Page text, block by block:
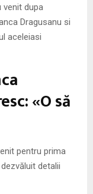
venit dupa
Dragusanu si
aceleiasi
«O să
pentru prima
detalii